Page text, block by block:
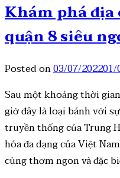
Khám phá địa
quận 8 siêu
Posted on03/07/202201/
Sau một khoảng thời
giờ đây là loại bánh với
truyền thống của Trung
hóa đa dạng của Việt
cùng thơm ngon và đặc